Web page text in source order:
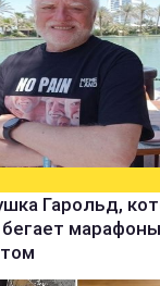
Гарольд,